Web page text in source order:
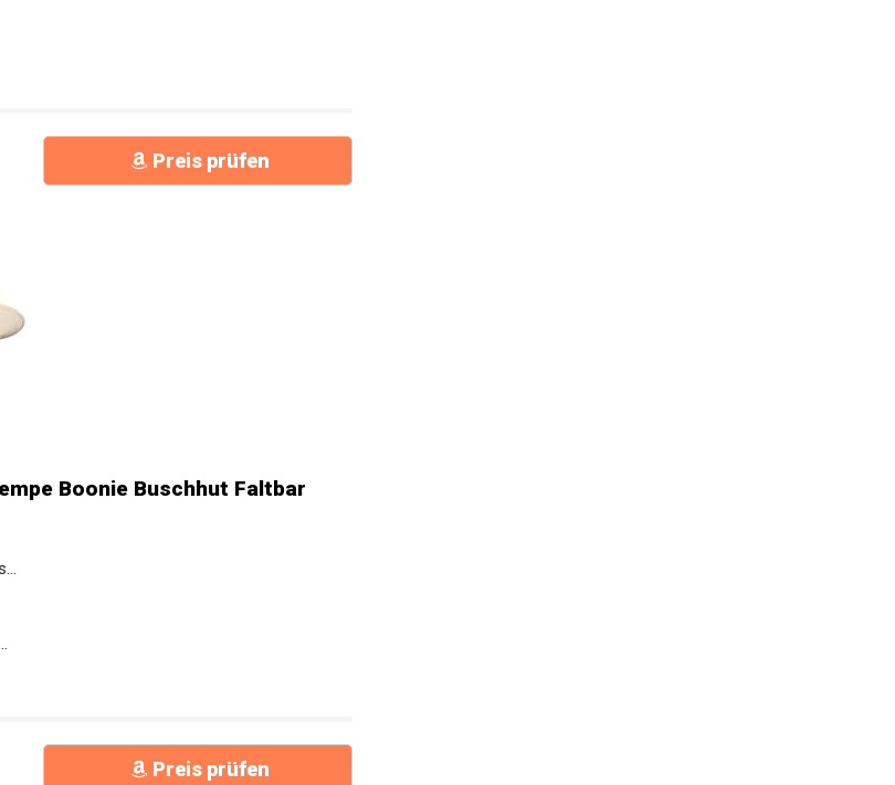
Preis prüfen
Boonie Buschhut Faltbar
Preis prüfen